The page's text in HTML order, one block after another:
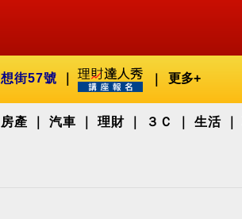
街57號 更多+
房產 汽車 理財 ３Ｃ 生活